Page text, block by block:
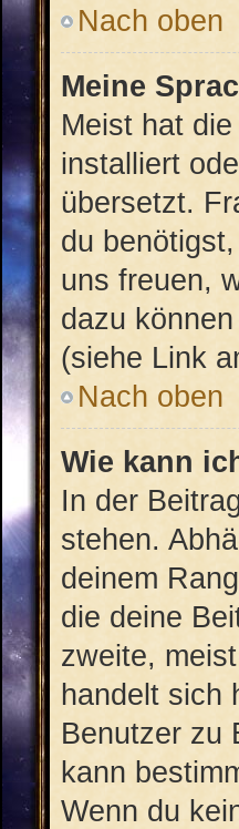
Nach oben
Meine
Meist hat
installiert
übersetzt.
du
uns freuen,
dazu
(siehe Link
Nach oben
Wie kann
In der
stehen.
deinem
die deine
zweite,
handelt sich
Benutzer zu
kann
Wenn du